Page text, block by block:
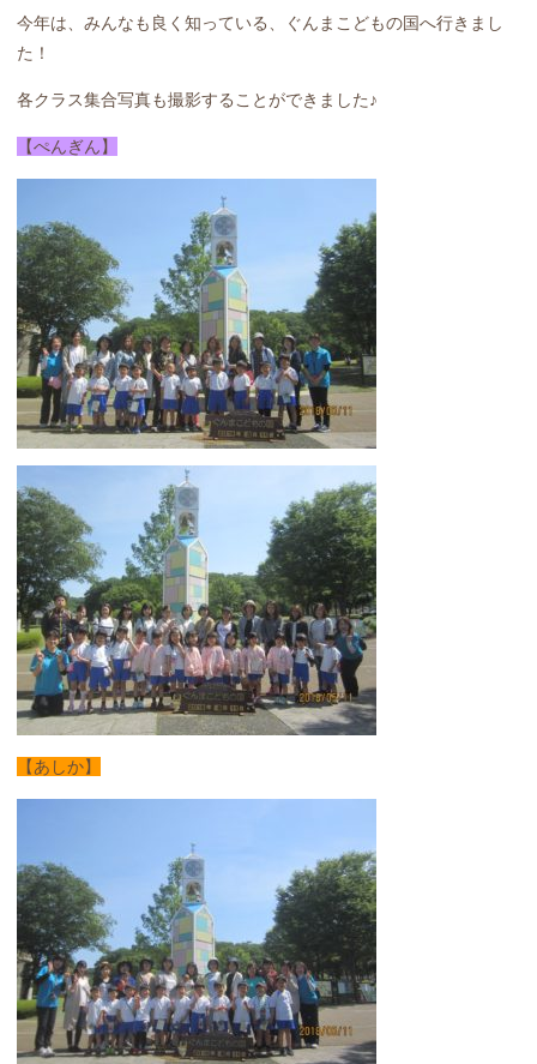
今年は、みんなも良く知っている、ぐんまこどもの国へ行きまし
た！
各クラス集合写真も撮影することができました♪
【ぺんぎん】
【あしか】